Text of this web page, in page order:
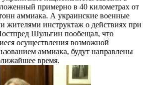
примерно в 40 километрах от
аммиака. А украинские военные
жителями инструктаж о действиях при
Шульгин пообещал, что
осуществления возможной
аммиака, будут направлены
время.